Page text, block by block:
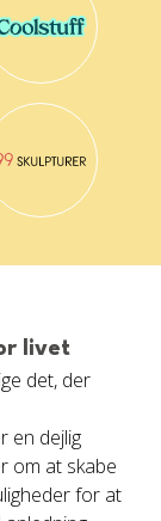
livet
det, der
en dejlig
om at skabe
for at